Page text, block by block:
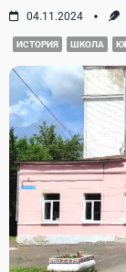
04.11.2024
ИСТОРИЯ ШКОЛА